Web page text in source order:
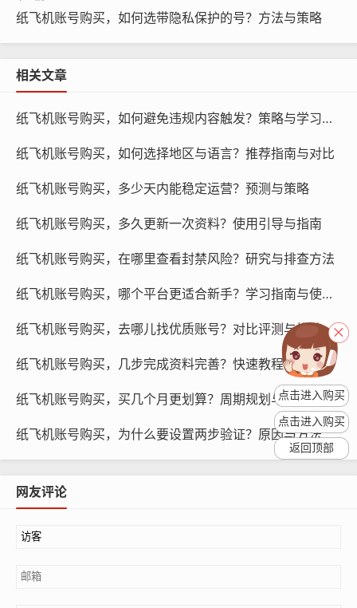
16888.com
等，确保交易过程的安全。
多久需要更新设备？
为了确保账号安全,定期更新设备是必不可少的，建议每隔
一段时间更新设备，具体时间可根据设备厂商的建议进
更新操作系统：及时更新操作系统，修复可能存在的安全
漏洞。
纸飞机账号购买，如何选带隐私保护的号？方法与策略
相关文章
纸飞机账号购买，如何避免违规内容触发？策略与学习指南
纸飞机账号购买，如何选择地区与语言？推荐指南与对比
纸飞机账号购买，多少天内能稳定运营？预测与策略
纸飞机账号购买，多久更新一次资料？使用引导与指南
纸飞机账号购买，在哪里查看封禁风险？研究与排查方法
纸飞机账号购买，哪个平台更适合新手？学习指南与使用策略
纸飞机账号购买，去哪儿找优质账号？对比评测与推荐方法
纸飞机账号购买，几步完成资料完善？快速教程与引导
纸飞机账号购买，买几个月更划算？周期规划与预测
纸飞机账号购买，为什么要设置两步验证？原因与方法
网友评论
点击进入购买
点击进入购买
返回顶部